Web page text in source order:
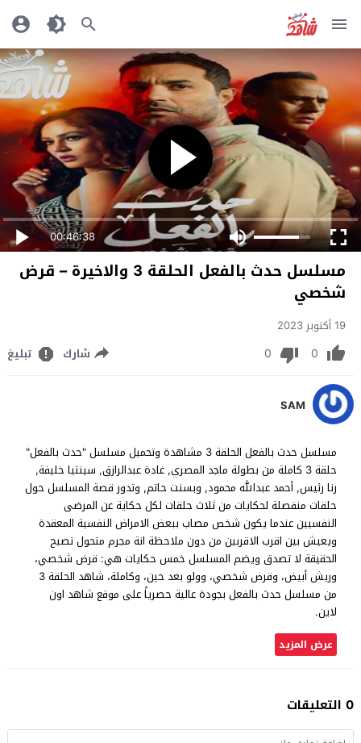
00:46:38
مسلسل حدث بالفعل الحلقة 3 والاخيرة – قرض
شخصي
19 أكتوبر 2023
0
0 شارك تبليغ
SAM
مسلسل حدث بالفعل الحلقة 3 مشاهدة وتحميل مسلسل "حدث بالفعل"
حلقة 3 كاملة من بطولة ماجد المصري, غادة عبدالرازق, سينتيا خليفة,
رنا رئيس, أحمد عبدالله محمود, وبسنت حاتم, وتدور قصة المسلسل حول
حلقات منفصلة لحكايات من ثلاث حلقات لكل حكاية عن المرضى
النفسيين عندما يكون شخص مصاب ببعض الامراض النفسية المعقدة
ويعيش بين اقرب الاقربين من دون ملاحظة انة مجرم متحول تصبح
الحقيقة لا تصدق ويضم المسلسل خمس حكايات هي: قرض شخصي،
وريش أبيض، وقرض شخصي، وولو بعد حين، وكاملة، شاهد الحلقة 3
من مسلسل حدث بالفعل بجودة عالية حصرياً على موقع شاهد اون
لاين.
عرض المزيد
0 التعليقات